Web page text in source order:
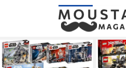
LATEST
STORIES